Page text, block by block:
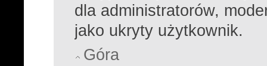
dla administratorów,
jako ukryty użytkownik.
Góra